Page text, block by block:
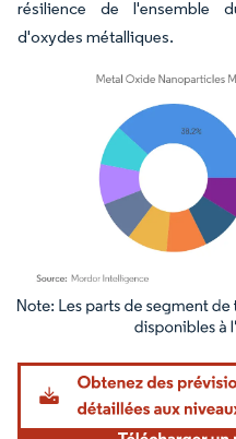
résilience de l'ensemble
d'oxydes métalliques.
Image © Mordor Intelligence. La